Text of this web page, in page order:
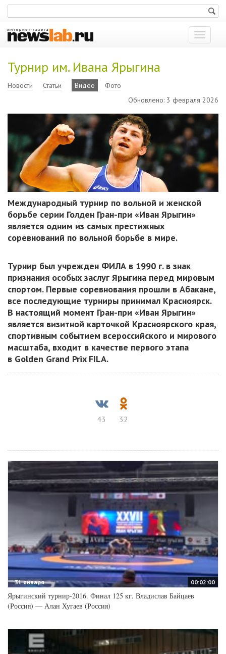
Показать
меню
Турнир им. Ивана Ярыгина
Новости Статьи Видео
Фото
Обновлено: 3 февраля 2026
Международный турнир по вольной и женской
борьбе серии Голден Гран-при «Иван Ярыгин»
является одним из самых престижных
соревнований по вольной борьбе в мире.
Турнир был учрежден ФИЛА в 1990 г. в знак
признания особых заслуг Ярыгина перед мировым
спортом. Первые соревнования прошли в Абакане,
все последующие турниры принимал Красноярск.
В настоящий момент Гран-при «Иван Ярыгин»
является визитной карточкой Красноярского края,
спортивным событием всероссийского и мирового
масштаба, входит в качестве первого этапа
в Golden Grand Prix FILA.
43 32
00:02:00
31 января
Ярыгинский турнир-2016. Финал 125 кг. Владислав Байцаев
(Россия) — Алан Хугаев (Россия)